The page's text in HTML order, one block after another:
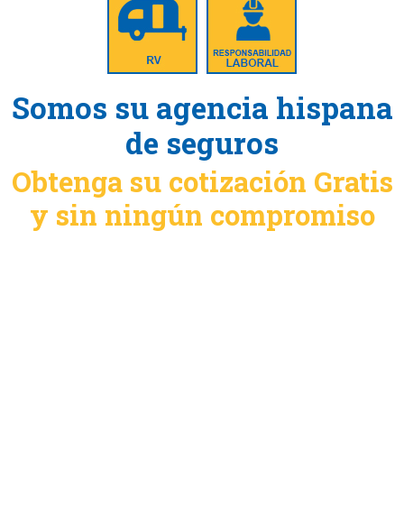
Somos su agencia hispana
de seguros
Obtenga su cotización Gratis
y sin ningún compromiso